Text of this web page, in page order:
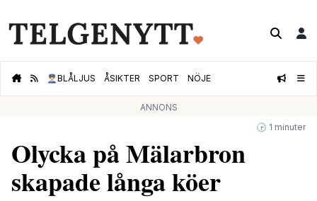
👮🏻‍♂️BLÅLJUS ÅSIKTER SPORT NÖJE
ANNONS
🕝 1 minuter
Olycka på Mälarbron
skapade långa köer